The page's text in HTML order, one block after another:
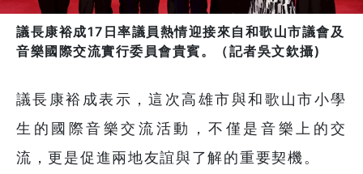
議長康裕成17日率議員熱情迎接來自和歌山市議會及
音樂國際交流實行委員會貴賓。（記者吳文欽攝)
議長康裕成表示，這次高雄市與和歌山市小學
生的國際音樂交流活動，不僅是音樂上的交
流，更是促進兩地友誼與了解的重要契機。